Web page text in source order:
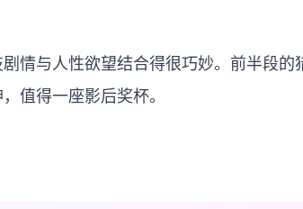
情与人性欲望结合得很巧妙。前半段
值得一座影后奖杯。